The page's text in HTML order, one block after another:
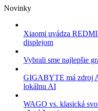
Skip
content
Novinky
Xiaomi uvádza
displejom
Vybrali sme najlepšie
GIGABYTE má zdroj
lokálnu AI
WAGO vs. klasická